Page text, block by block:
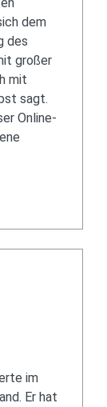
dem
des
großer
mit
sagt.
Online-
im
Er hat